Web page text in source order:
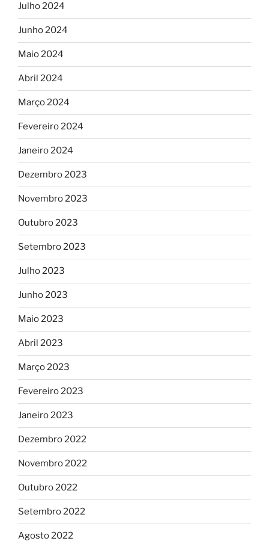
Julho 2024
Junho 2024
Maio 2024
Abril 2024
Março 2024
Fevereiro 2024
Janeiro 2024
Dezembro 2023
Novembro 2023
Outubro 2023
Setembro 2023
Julho 2023
Junho 2023
Maio 2023
Abril 2023
Março 2023
Fevereiro 2023
Janeiro 2023
Dezembro 2022
Novembro 2022
Outubro 2022
Setembro 2022
Agosto 2022